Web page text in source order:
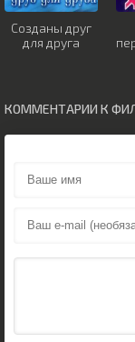
Созданы друг
для друга
КОММЕНТАРИИ К